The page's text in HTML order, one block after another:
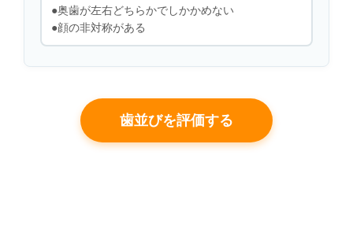
●奥歯が左右どちらかでしかかめない
●顔の非対称がある
歯並びを評価する